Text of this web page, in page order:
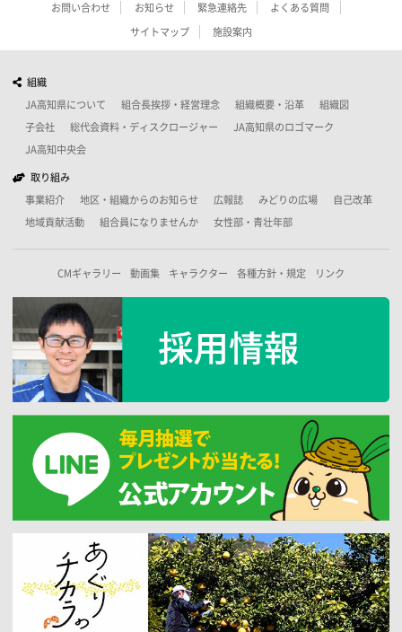
お問い合わせ お知らせ 緊急連絡先 よくある質問
サイトマップ 施設案内
組織
JA高知県について 組合長挨拶・経営理念 組織概要・沿革 組織図
子会社 総代会資料・ディスクロージャー JA高知県のロゴマーク
JA高知中央会
取り組み
事業紹介 地区・組織からのお知らせ 広報誌 みどりの広場 自己改革
地域貢献活動 組合員になりませんか 女性部・青壮年部
CMギャラリー 動画集 キャラクター 各種方針・規定 リンク